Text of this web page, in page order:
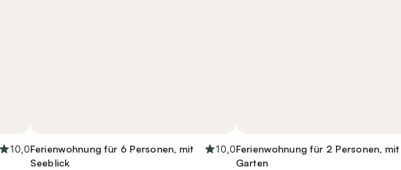
10,0Ferienwohnung für 6 Personen, mit
Seeblick
10,0Ferienwohnung für 2 Personen, mit
Garten